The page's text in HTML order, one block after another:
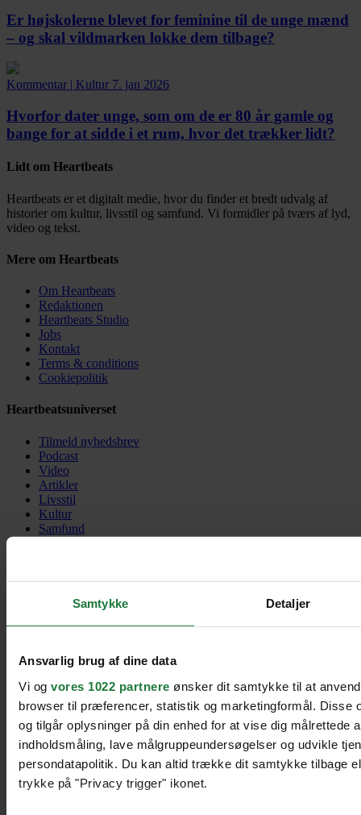
Samtykke Detaljer
Ansvarlig brug af dine data
Vi og vores 1022 partnere ønsker dit samtykke til at
browser til præferencer, statistik og marketingformål. Disse
og tilgår oplysninger på din enhed for at vise dig målrettede
indholdsmåling, lave målgruppeundersøgelser og udvikle
persondatapolitik. Du kan altid trække dit samtykke tilbage
trykke på "Privacy trigger" ikonet.
Er højskolerne blevet for feminine til de unge mænd
– og skal vildmarken lokke dem tilbage?
Kommentar | Kultur 7. jan 2026
Hvorfor dater unge, som om de er 80 år gamle og
bange for at sidde i et rum, hvor det trækker lidt?
Lidt om Heartbeats
Heartbeats er et digitalt medie, hvor du finder et bredt udvalg af
historier om kultur, livsstil og samfund. Vi formidler på tværs af lyd,
video og tekst.
Mere om Heartbeats
Om Heartbeats
Redaktionen
Heartbeats Studio
Jobs
Kontakt
Terms & conditions
Cookiepolitik
Heartbeatsuniverset
Tilmeld nyhedsbrev
Podcast
Video
Artikler
Livsstil
Kultur
Samfund
1561 København V
Heartbeats copyright 2026
Til toppen